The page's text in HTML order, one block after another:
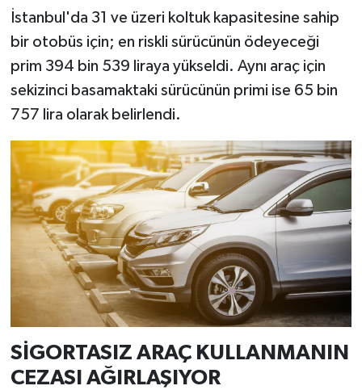
İstanbul'da 31 ve üzeri koltuk kapasitesine sahip
bir otobüs için; en riskli sürücünün ödeyeceği
prim 394 bin 539 liraya yükseldi. Aynı araç için
sekizinci basamaktaki sürücünün primi ise 65 bin
757 lira olarak belirlendi.
SİGORTASIZ ARAÇ KULLANMANIN
CEZASI AĞIRLAŞIYOR